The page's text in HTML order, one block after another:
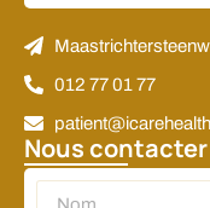
Alternative:
012 77 01 77
Nous contacter